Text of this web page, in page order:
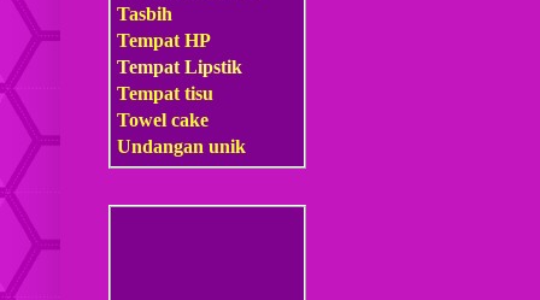
Tasbih
Tempat HP
Tempat Lipstik
Tempat tisu
Towel cake
Undangan unik